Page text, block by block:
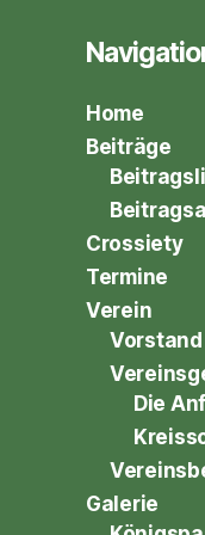
Home
Beiträge
Crossiety
Termine
Verein
Vorstand
Die
Galerie